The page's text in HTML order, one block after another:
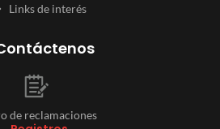
Links de interés
de reclamaciones